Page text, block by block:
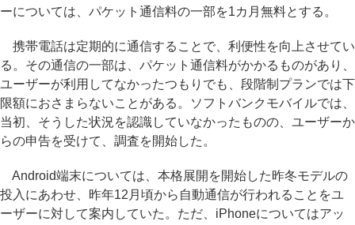
ーについては、パケット通信料の一部を1カ月無料とする。
携帯電話は定期的に通信することで、利便性を向上させてい
る。その通信の一部は、パケット通信料がかかるものがあり、
ユーザーが利用してなかったつもりでも、段階制プランでは下
限額におさまらないことがある。ソフトバンクモバイルでは、
当初、そうした状況を認識していなかったものの、ユーザーか
らの申告を受けて、調査を開始した。
Android端末については、本格展開を開始した昨冬モデルの
投入にあわせ、昨年12月頃から自動通信が行われることをユ
ーザーに対して案内していた。ただ、iPhoneについてはアッ